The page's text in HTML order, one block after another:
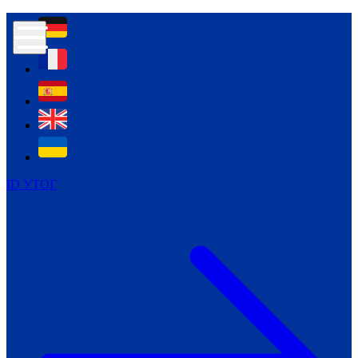
ID УТОГ
Контур психологічної безпеки глухих
Всеукраїнський пісенний
челендж «Україно, ти є!»
Молодіжний челендж «Жестова
мова для мене – це…»
Репортажі спеціальних та
інклюзивних начальних закладів